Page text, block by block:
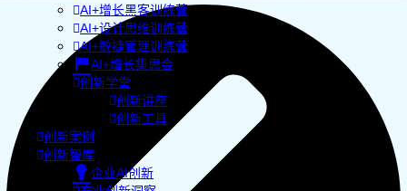
AI+增长黑客训练营
AI+设计思维训练营
AI+敏捷管理训练营
AI+增长集思会
创新学堂
创新讲座
创新工具
创新案例
创新智库
企业AI创新